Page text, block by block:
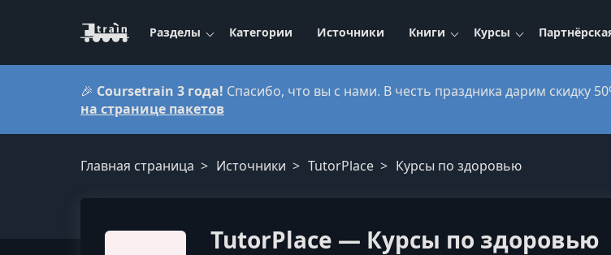
Разделы Категории Источники Книги Курсы
🎉 Coursetrain 3 года! Спасибо, что вы с нами. В честь праздника дарим скидку
на странице пакетов
Главная страница Источники TutorPlace Курсы по здоровью
TutorPlace — Курсы по здоровью